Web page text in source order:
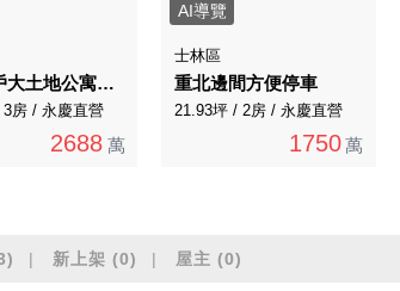
一層一戶大土地公寓方正格局雙廁皆有開窗室內採光好
房 / 永慶直營
2688 萬
AI導覽
士林區
重北邊間方便停車
21.93坪 / 2房 / 永慶直營
1750 萬
新上架 (0) 屋主 (0)